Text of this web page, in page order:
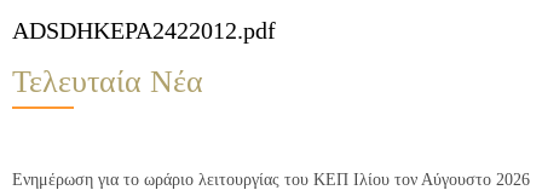
ADSDHKEPA2422012.pdf
Τελευταία Νέα
Ενημέρωση για το ωράριο λειτουργίας του ΚΕΠ Ιλίου τον Αύγουστο 2026